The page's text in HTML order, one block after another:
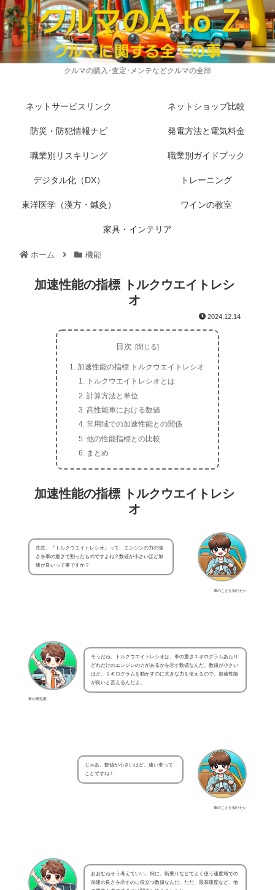
クルマの購入･査定･メンテなどクルマの全部
ネットサービスリンク ネットショップ比較
防災・防犯情報ナビ 発電方法と電気料金
職業別リスキリング 職業別ガイドブック
デジタル化（DX） トレーニング
東洋医学（漢方・鍼灸） ワインの教室
家具・インテリア
ホーム 機能
加速性能の指標 トルクウエイトレシ
オ
2024.12.14
目次
加速性能の指標 トルクウエイトレシオ
トルクウエイトレシオとは
計算方法と単位
高性能車における数値
常用域での加速性能との関係
他の性能指標との比較
まとめ
加速性能の指標 トルクウエイトレシ
オ
車のことを知りたい
先生、『トルクウエイトレシオ』って、エンジンの力の強
さを車の重さで割ったものですよね？数値が小さいほど加
速が良いって事ですか？
車の研究家
そうだね。トルクウエイトレシオは、車の重さ１キログラムあたり
どれだけのエンジンの力があるかを示す数値なんだ。数値が小さい
ほど、１キログラムを動かすのに大きな力を使えるので、加速性能
が良いと言えるんだよ。
車のことを知りたい
じゃあ、数値が小さいほど、速い車って
ことですね！
おおむねそう考えていい。特に、街乗りなどでよく使う速度域での
加速の良さを示すのに役立つ数値なんだ。ただ、最高速度など、他